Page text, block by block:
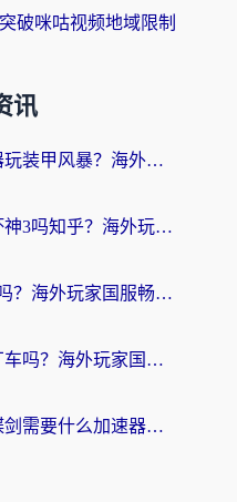
破咪咕视频地域限制
讯
在美国用什么加速器玩装甲风暴？海外玩家亲测有效的国服游戏加速指南
欧洲可以打暗黑破坏神3吗知乎？海外玩家国服游戏加速终极指南
在国外可以玩剑灵2吗？海外玩家国服畅玩终极指南（附永恒之塔明日方舟加速方案）
欧洲可以玩跑跑卡丁车吗？海外玩家国服游戏畅玩终极指南（附QQ炫舞剑网3解决方案）
人在国外玩流星蝴蝶剑需要什么加速器？老玩家亲测的终极解决方案